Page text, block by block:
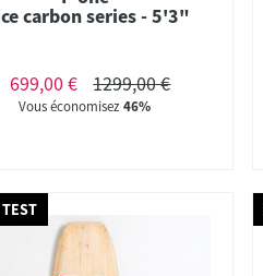
carbon series - 5'3"
699,00 € 1299,00 €
Vous économisez46%